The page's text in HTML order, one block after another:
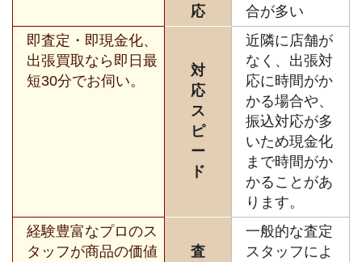
応
合が多い
即査定・即現金化、
出張買取なら即日最
短30分でお伺い。
対
応
ス
ピ
ー
ド
近隣に店舗が
なく、出張対
応に時間がか
かる場合や、
振込対応が多
いため現金化
まで時間がか
かることがあ
ります。
経験豊富なプロのス
タッフが商品の価値
査
一般的な査定
スタッフによ